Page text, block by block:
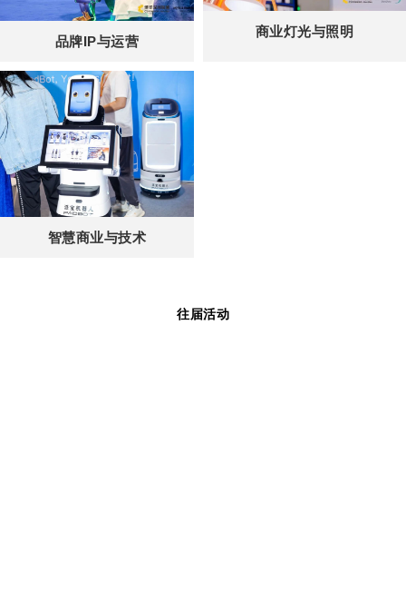
品牌IP与运营
商业灯光与照明
智慧商业与技术
往届活动